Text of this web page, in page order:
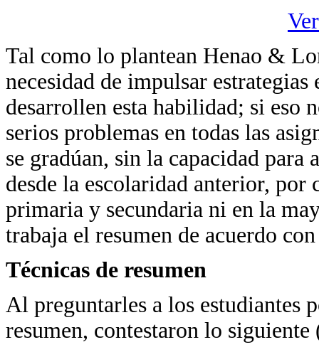
Tal como lo plantean Henao &
necesidad de impulsar
desarrollen esta habilidad; si eso
serios problemas en todas las
se gradúan, sin la capacidad
desde la escolaridad anterior, por
primaria y secundaria ni en la
trabaja el resumen de acuerdo
Técnicas de resumen
Al preguntarles a los estudiantes
resumen, contestaron lo